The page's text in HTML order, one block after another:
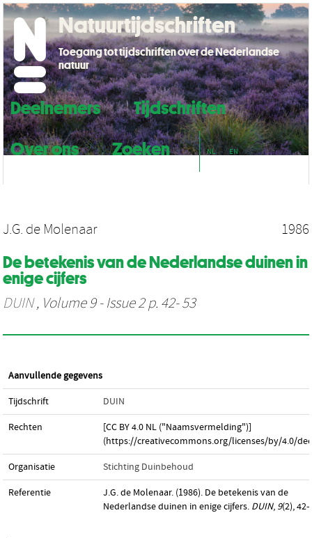
Deelnemers
Tijdschriften
Over ons
Zoeken NL EN
Natuurtijdschriften
Toegang tot tijdschriften over de Nederlandse
natuur
J.G. de Molenaar 1986
De betekenis van de Nederlandse duinen in
enige cijfers
DUIN, Volume 9 - Issue 2 p. 42- 53
Aanvullende gegevens
Tijdschrift DUIN
Rechten
[CC BY 4.0 NL ("Naamsvermelding")]
(https://creativecommons.org/licenses/by/4.0/
Organisatie Stichting Duinbehoud
Referentie
J.G. de Molenaar. (1986). De betekenis van de
Nederlandse duinen in enige cijfers. DUIN, 9(2),